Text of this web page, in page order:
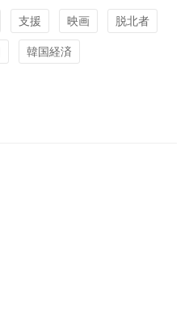
支援 映画 脱北者
韓国経済